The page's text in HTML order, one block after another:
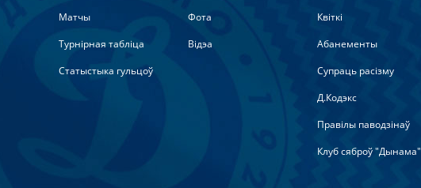
Матчы
Турнірная табліца
Статыстыка гульцоў
Фота
Вiдэа
Квіткі
Абанементы
Супраць расізму
Д.Кодэкс
Правілы паводзінаў
Клуб сяброў "Дынама"